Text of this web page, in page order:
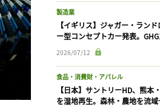
製造業
【イギリス】ジャガー・ラン
ー型コンセプトカー発表。
2026/07/12
食品・消費財・アパレル
【日本】サントリーHD、熊本
を湿地再生。森林・農地を流